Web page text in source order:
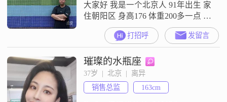
大家好 我是一个北京人 91年出生 家
住朝阳区 身高176 体重200多一点 比
较胖 本科学历（大专毕业后续的本
科）在医院药房工作 是一名药剂师
工作稳定 2018年有过一次领证的经
历 未办婚礼 没有子女 后于同一年分
开平时工作比较忙 朋友比较少 休息
的时候就在家玩玩游戏 看看剧 看看
电影 干些自己喜欢的事 也喜欢旅游
打招呼 发留言
璀璨的水瓶座
37岁  |  北京  |  离异
销售总监
163cm